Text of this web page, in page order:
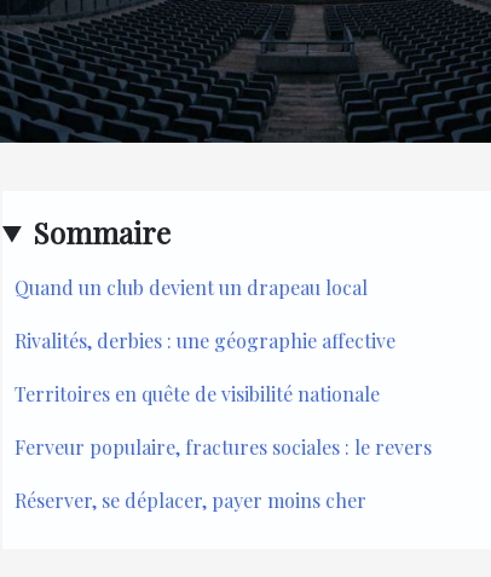
Sommaire
Quand un club devient un drapeau local
Rivalités, derbies : une géographie affective
Territoires en quête de visibilité nationale
Ferveur populaire, fractures sociales : le revers
Réserver, se déplacer, payer moins cher